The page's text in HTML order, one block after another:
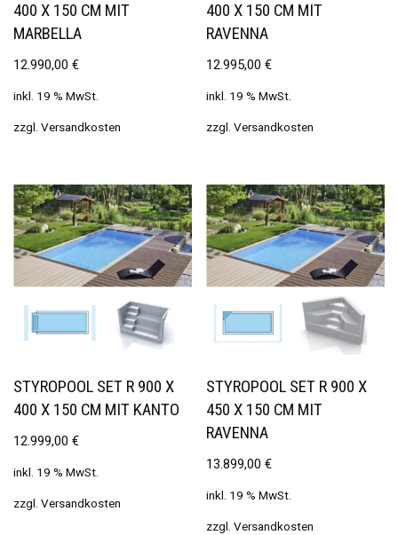
400 X 150 CM MIT
MARBELLA
12.990,00 €
inkl. 19 % MwSt.
zzgl. Versandkosten
400 X 150 CM MIT
RAVENNA
12.995,00€
inkl. 19 % MwSt.
zzgl.Versandkosten
STYROPOOL SET R 900 X
400 X 150 CM MIT KANTO
12.999,00 €
inkl. 19 % MwSt.
zzgl. Versandkosten
STYROPOOL SET R 900 X
450 X 150 CM MIT
RAVENNA
13.899,00€
inkl. 19 % MwSt.
zzgl.Versandkosten